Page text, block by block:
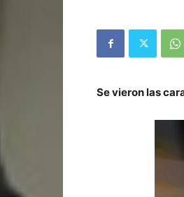
Se vieron las